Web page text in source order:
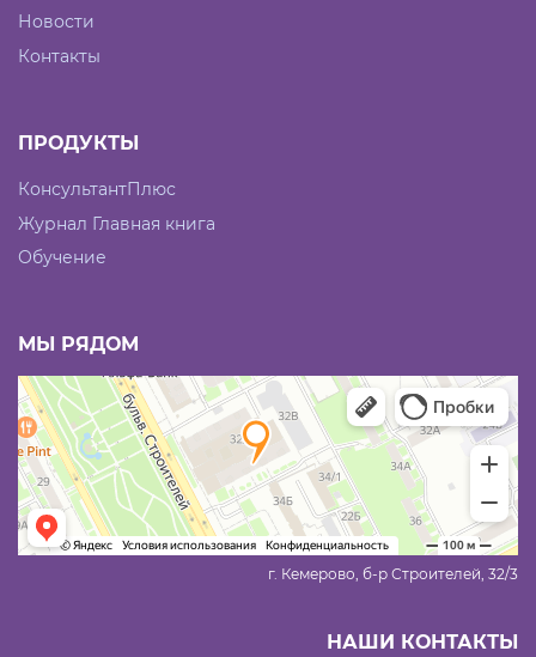
Новости
Контакты
ПРОДУКТЫ
КонсультантПлюс
Журнал Главная книга
Обучение
МЫ РЯДОМ
г. Кемерово, б-р Строителей, 32/3
НАШИ КОНТАКТЫ